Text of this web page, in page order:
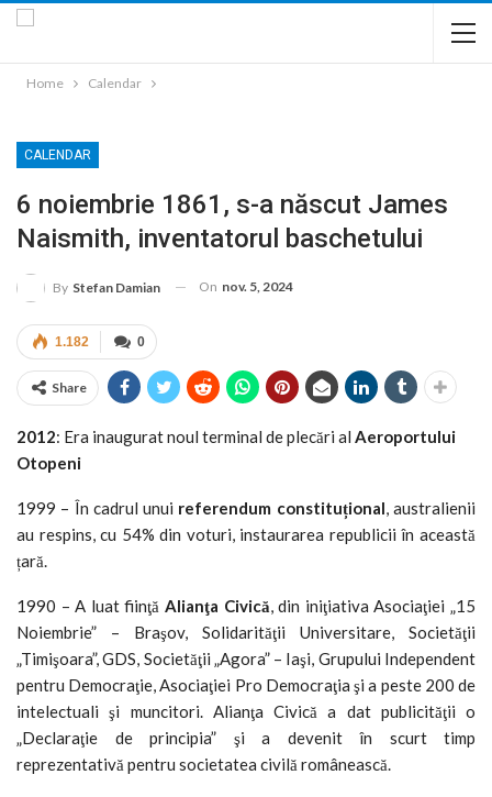
Home Calendar
CALENDAR
6 noiembrie 1861, s-a născut James
Naismith, inventatorul baschetului
By Stefan Damian On nov. 5, 2024
0
1.182
Share
2012: Era inaugurat noul terminal de plecări al Aeroportului
Otopeni
1999 – În cadrul unui referendum constituțional, australienii
au respins, cu 54% din voturi, instaurarea republicii în această
țară.
1990 – A luat fiinţă Alianţa Civică, din iniţiativa Asociaţiei „15
Noiembrie” – Braşov, Solidarităţii Universitare, Societăţii
„Timişoara”, GDS, Societăţii „Agora” – Iaşi, Grupului Independent
pentru Democraţie, Asociaţiei Pro Democraţia şi a peste 200 de
intelectuali şi muncitori. Alianţa Civică a dat publicităţii o
„Declaraţie de principia” şi a devenit în scurt timp
reprezentativă pentru societatea civilă românească.